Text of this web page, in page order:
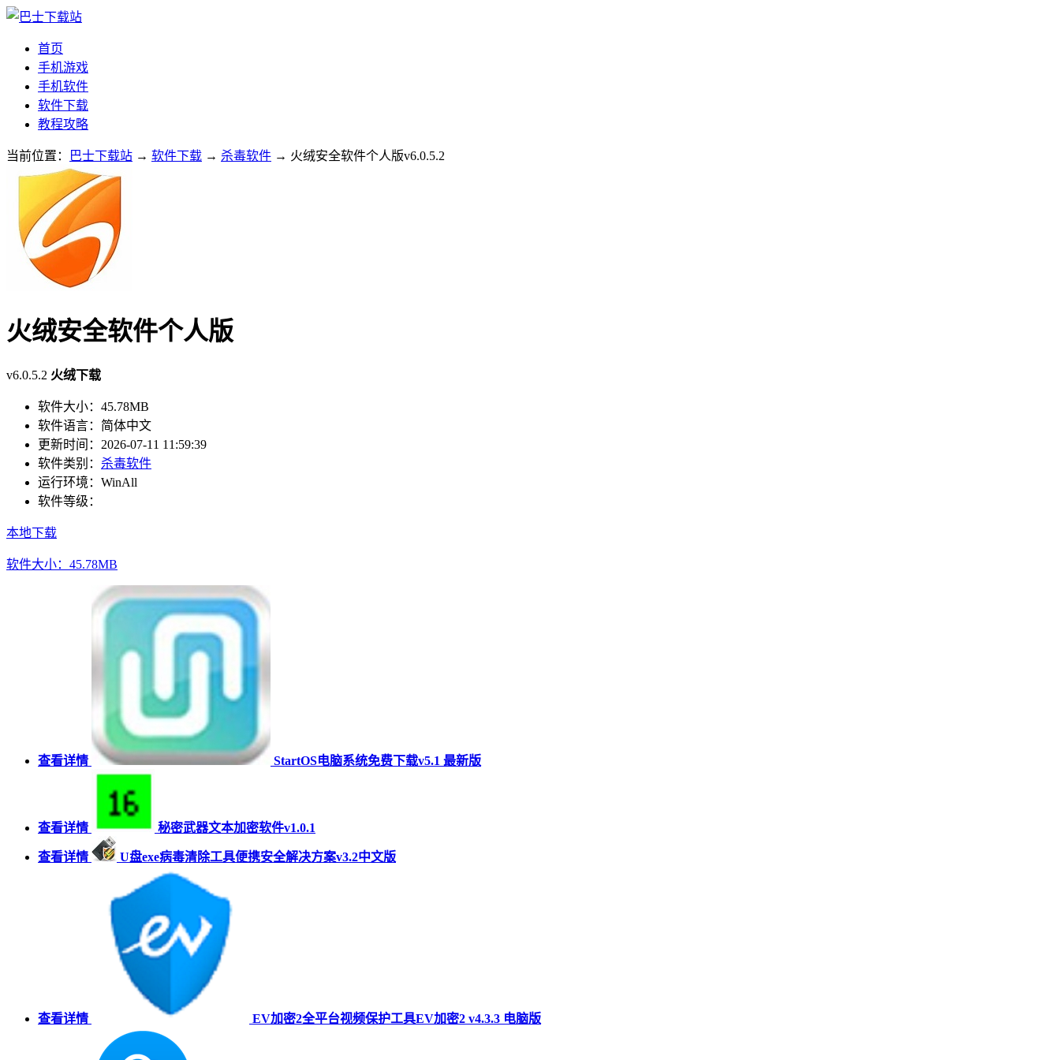
首页
手机游戏
手机软件
软件下载
教程攻略
当前位置： 巴士下载站 → 软件下载 → 杀毒软件 → 火绒安全软件个人版v6.0.5.2
火绒安全软件个人版
v6.0.5.2 火绒下载
软件大小： 45.78MB
软件语言： 简体中文
更新时间： 2026-07-11 11:59:39
软件类别： 杀毒软件
运行环境： WinAll
软件等级：
本地下载
软件大小：45.78MB
查看详情 StartOS电脑系统免费下载v5.1 最新版
查看详情 秘密武器文本加密软件v1.0.1
查看详情 U盘exe病毒清除工具便携安全解决方案v3.2中文版
查看详情 EV加密2全平台视频保护工具EV加密2 v4.3.3 电脑版